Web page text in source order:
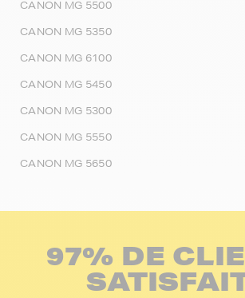
CANON MG 5500
CANON MG 5350
CANON MG 6100
CANON MG 5450
CANON MG 5300
CANON MG 5550
CANON MG 5650
97% DE